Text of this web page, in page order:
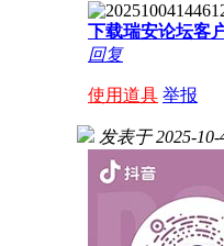
下载瑞安论坛客
回复
使用道具 举报
发表于 2025-10-